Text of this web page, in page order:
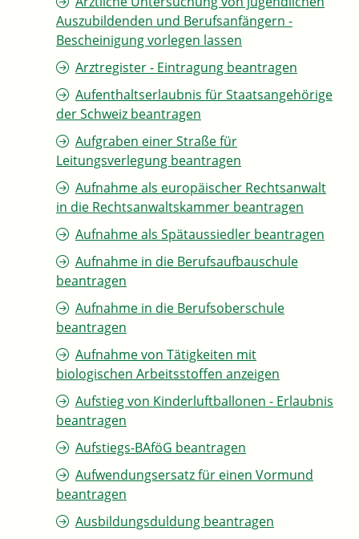
Auszubildenden und Berufsanfängern -
Bescheinigung vorlegen lassen
Arztregister - Eintragung beantragen
Aufenthaltserlaubnis für Staatsangehörige
der Schweiz beantragen
Aufgraben einer Straße für
Leitungsverlegung beantragen
Aufnahme als europäischer Rechtsanwalt
in die Rechtsanwaltskammer beantragen
Aufnahme als Spätaussiedler beantragen
Aufnahme in die Berufsaufbauschule
beantragen
Aufnahme in die Berufsoberschule
beantragen
Aufnahme von Tätigkeiten mit
biologischen Arbeitsstoffen anzeigen
Aufstieg von Kinderluftballonen - Erlaubnis
beantragen
Aufstiegs-BAföG beantragen
Aufwendungsersatz für einen Vormund
beantragen
Ausbildungsduldung beantragen